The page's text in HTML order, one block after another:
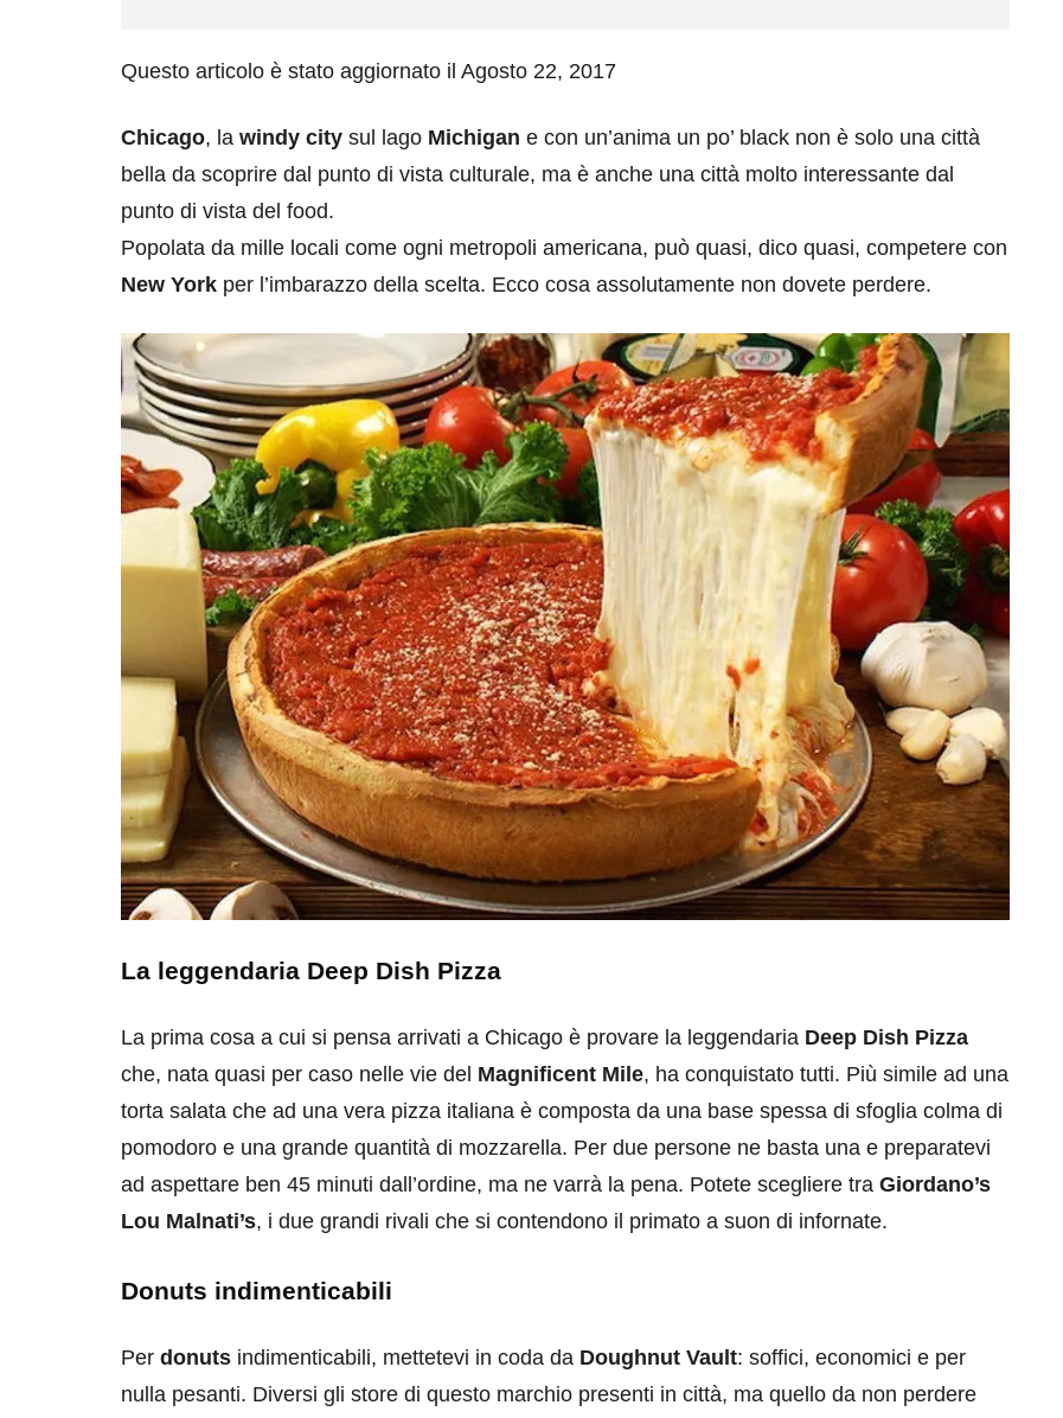
Questo articolo è stato aggiornato il Agosto 22, 2017
Chicago, la windy city sul lago Michigan e con un’anima un po’ black non è solo una città
bella da scoprire dal punto di vista culturale, ma è anche una città molto interessante dal
punto di vista del food.
Popolata da mille locali come ogni metropoli americana, può quasi, dico quasi, competere con
New York per l’imbarazzo della scelta. Ecco cosa assolutamente non dovete perdere.
La leggendaria Deep Dish Pizza
La prima cosa a cui si pensa arrivati a Chicago è provare la leggendaria Deep Dish Pizza
che, nata quasi per caso nelle vie del Magnificent Mile, ha conquistato tutti. Più simile ad una
torta salata che ad una vera pizza italiana è composta da una base spessa di sfoglia colma di
pomodoro e una grande quantità di mozzarella. Per due persone ne basta una e preparatevi
ad aspettare ben 45 minuti dall’ordine, ma ne varrà la pena. Potete scegliere tra Giordano’s
Lou Malnati’s, i due grandi rivali che si contendono il primato a suon di infornate.
Donuts indimenticabili
Per donuts indimenticabili, mettetevi in coda da Doughnut Vault: soffici, economici e per
nulla pesanti. Diversi gli store di questo marchio presenti in città, ma quello da non perdere
destinazioni eventi